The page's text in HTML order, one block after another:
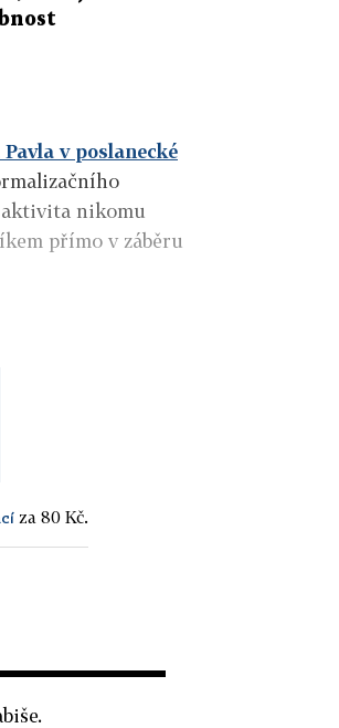
v poslanecké
aktivita nikomu
přímo v záběru
za 80 Kč.